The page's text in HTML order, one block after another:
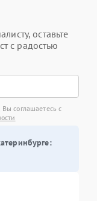
оставьте
с радостью
соглашаетесь с